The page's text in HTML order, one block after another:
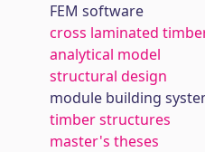
FEM software
cross laminated
analytical model
structural design
module building
timber structures
master's theses